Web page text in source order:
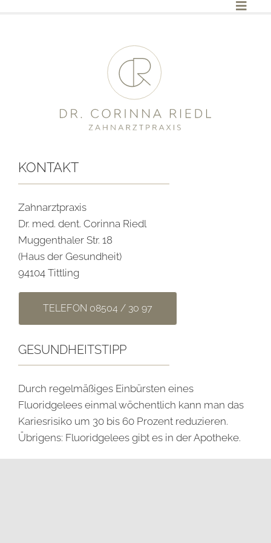
KONTAKT
Zahnarztpraxis
Dr. med. dent. Corinna Riedl
Muggenthaler Str. 18
(Haus der Gesundheit)
94104 Tittling
TELEFON 08504 / 30 97
GESUNDHEITSTIPP
Durch regelmäßiges Einbürsten eines
Fluoridgelees einmal wöchentlich kann man das
Kariesrisiko um 30 bis 60 Prozent reduzieren.
Übrigens: Fluoridgelees gibt es in der Apotheke.